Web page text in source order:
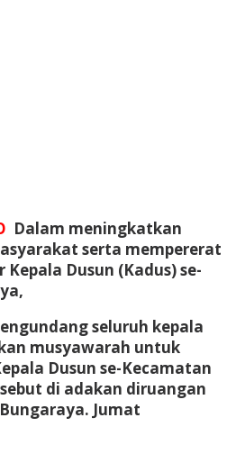
Dalam meningkatkan
serta mempererat
Dusun (Kadus) se-
seluruh kepala
musyawarah untuk
Dusun se-Kecamatan
di adakan diruangan
Jumat